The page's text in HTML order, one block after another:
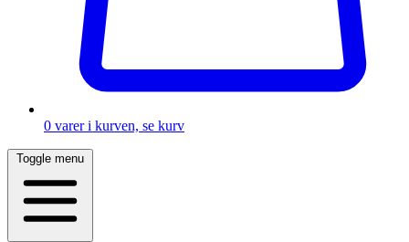
0 varer i kurven, se kurv
Toggle menu